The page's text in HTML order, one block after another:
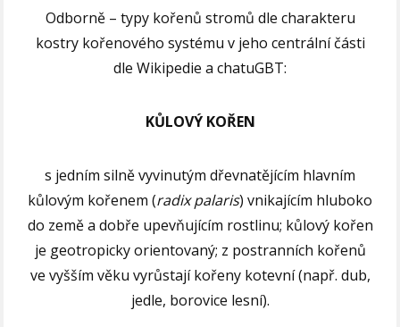
Odborně – typy kořenů stromů dle charakteru
kostry kořenového systému v jeho centrální části
dle Wikipedie a chatuGBT:
KŮLOVÝ KOŘEN
s jedním silně vyvinutým dřevnatějícím hlavním
kůlovým kořenem (radix palaris) vnikajícím hluboko
do země a dobře upevňujícím rostlinu; kůlový kořen
je geotropicky orientovaný; z postranních kořenů
ve vyšším věku vyrůstají kořeny kotevní (např. dub,
jedle, borovice lesní).